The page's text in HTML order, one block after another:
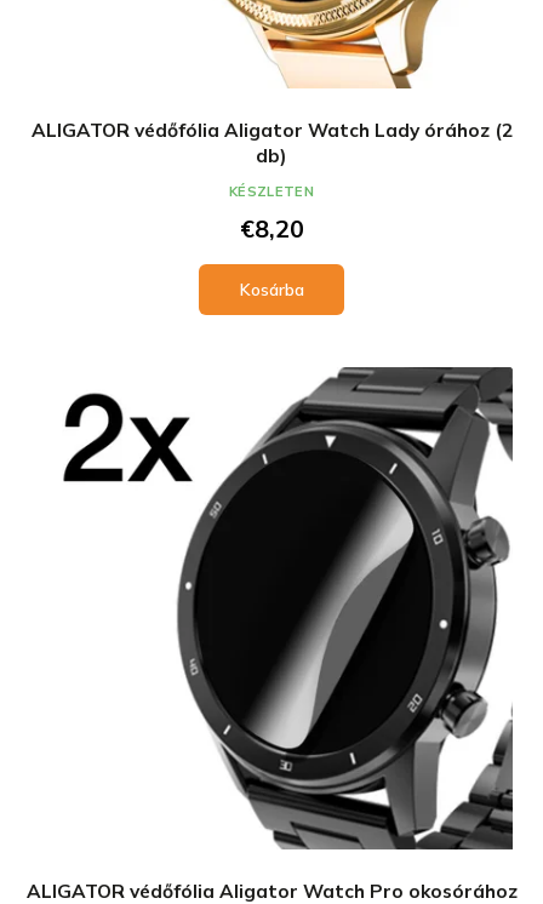
ALIGATOR védőfólia Aligator Watch Lady órához (2
db)
€8,20
Kosárba
KÉSZLETEN
ALIGATOR védőfólia Aligator Watch Pro okosórához